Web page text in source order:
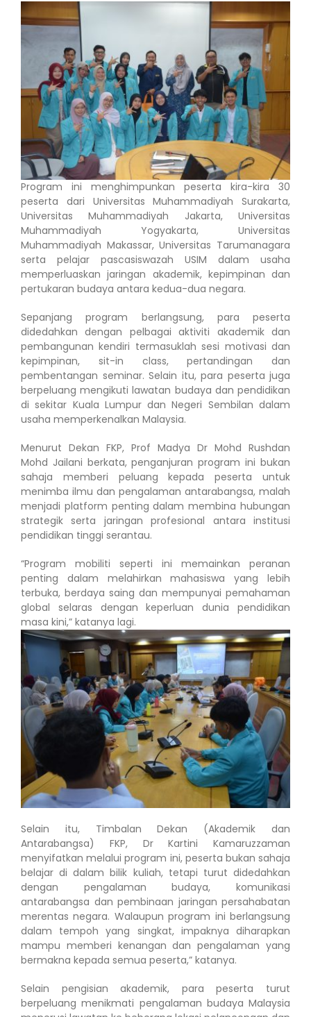
Program ini menghimpunkan peserta kira-kira 30
peserta dari Universitas Muhammadiyah Surakarta,
Universitas Muhammadiyah Jakarta, Universitas
Muhammadiyah Yogyakarta, Universitas
Muhammadiyah Makassar, Universitas Tarumanagara
serta pelajar pascasiswazah USIM dalam usaha
memperluaskan jaringan akademik, kepimpinan dan
pertukaran budaya antara kedua-dua negara.
Sepanjang program berlangsung, para peserta
didedahkan dengan pelbagai aktiviti akademik dan
pembangunan kendiri termasuklah sesi motivasi dan
kepimpinan, sit-in class, pertandingan dan
pembentangan seminar. Selain itu, para peserta juga
berpeluang mengikuti lawatan budaya dan pendidikan
di sekitar Kuala Lumpur dan Negeri Sembilan dalam
usaha memperkenalkan Malaysia.
Menurut Dekan FKP, Prof Madya Dr Mohd Rushdan
Mohd Jailani berkata, penganjuran program ini bukan
sahaja memberi peluang kepada peserta untuk
menimba ilmu dan pengalaman antarabangsa, malah
menjadi platform penting dalam membina hubungan
strategik serta jaringan profesional antara institusi
pendidikan tinggi serantau.
“Program mobiliti seperti ini memainkan peranan
penting dalam melahirkan mahasiswa yang lebih
terbuka, berdaya saing dan mempunyai pemahaman
global selaras dengan keperluan dunia pendidikan
masa kini,” katanya lagi.
Selain itu, Timbalan Dekan (Akademik dan
Antarabangsa) FKP, Dr Kartini Kamaruzzaman
menyifatkan melalui program ini, peserta bukan sahaja
belajar di dalam bilik kuliah, tetapi turut didedahkan
dengan pengalaman budaya, komunikasi
antarabangsa dan pembinaan jaringan persahabatan
merentas negara. Walaupun program ini berlangsung
dalam tempoh yang singkat, impaknya diharapkan
mampu memberi kenangan dan pengalaman yang
bermakna kepada semua peserta,” katanya.
Selain pengisian akademik, para peserta turut
berpeluang menikmati pengalaman budaya Malaysia